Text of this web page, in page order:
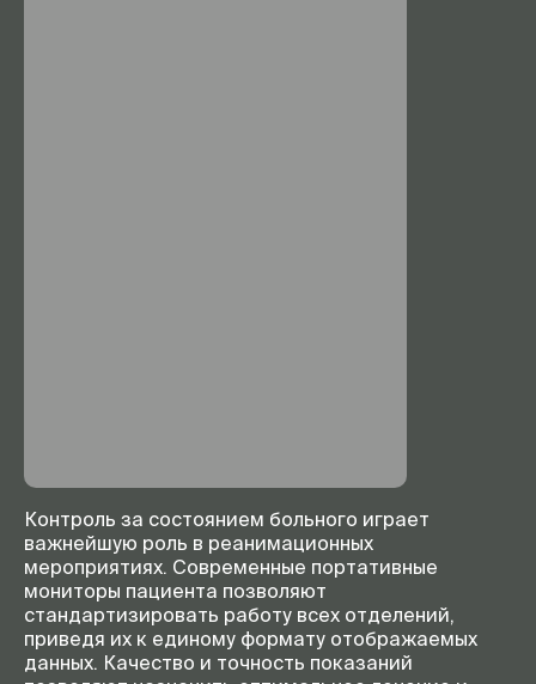
Контроль за состоянием больного играет
важнейшую роль в реанимационных
мероприятиях. Современные портативные
мониторы пациента позволяют
стандартизировать работу всех отделений,
приведя их к единому формату отображаемых
данных. Качество и точность показаний